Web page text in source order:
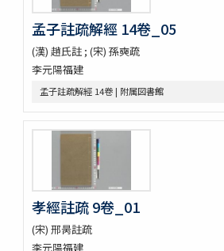
A NATURALIST IN WESTERN CHINA
印度哲學小史
曇氏暦稿
宿曜經算曜直章第七・瞿曇氏暦草稿・古今
法推歩
宿曜経鈔
梵暦議考巻一・梵暦法數原
五事毘婆沙論口義
阿毘達磨倶舎論略釋私記
阿毘達磨倶舎論 [L_161762]
エジプト学研究のためのデジタル資源／
Egyptian Studies
Denkmaeler aus Aegypten und
孟子註疏解經 14卷_05
(漢) 趙氏註 ; (宋) 孫奭疏
李元陽福建
孟子註疏解經 14卷 | 附属図書館
孝經註疏 9卷_01
(宋) 邢昺註疏
李元陽福建